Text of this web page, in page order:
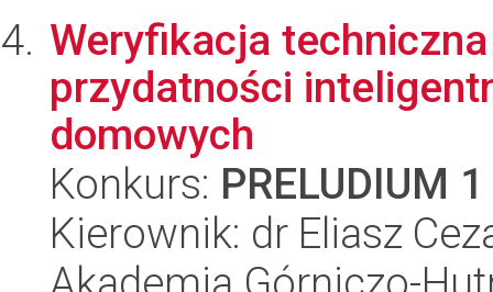
Weryfikacja
przydatności
domowych
Konkurs: PRELUDIUM 1
Kierownik: dr Eliasz